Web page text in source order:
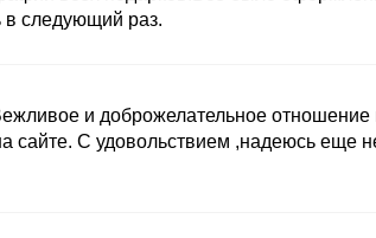
в следующий раз.
и доброжелательное отношение
сайте. С удовольствием ,надеюсь еще